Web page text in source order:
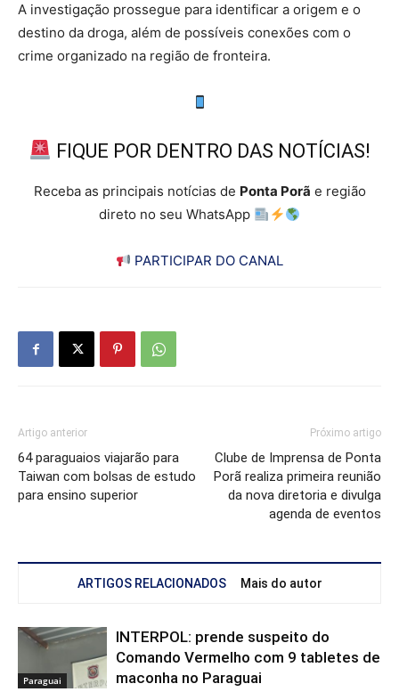
A investigação prossegue para identificar a origem e o
destino da droga, além de possíveis conexões com o
crime organizado na região de fronteira.
FIQUE POR DENTRO DAS NOTÍCIAS!
Receba as principais notícias de Ponta Porã e região
direto no seu WhatsApp
PARTICIPAR DO CANAL
Artigo anterior
64 paraguaios viajarão para
Taiwan com bolsas de estudo
para ensino superior
Próximo artigo
Clube de Imprensa de Ponta
Porã realiza primeira reunião
da nova diretoria e divulga
agenda de eventos
ARTIGOS RELACIONADOS Mais do autor
Paraguai
INTERPOL: prende suspeito do
Comando Vermelho com 9 tabletes de
maconha no Paraguai